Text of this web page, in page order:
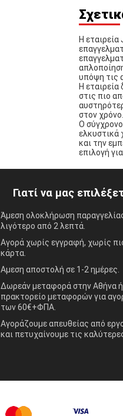
Η
υπόψη τις
Η
στις πιο
στον χρόνο.
Ο
ελκυστικά
και την
επιλογή
Γιατί να μας
Άμεση ολοκλήρωση
λιγότερο από 2 λεπτά.
Αγορά χωρίς εγγραφή, χωρίς
κάρτα.
Αμεση αποστολή σε 1-2 ημέρες.
Δωρεάν μεταφορά στην Αθήνα
πρακτορείο μεταφορών για
των 60€+ΦΠΑ.
Αγοράζουμε απευθείας από
και πετυχαίνουμε τις